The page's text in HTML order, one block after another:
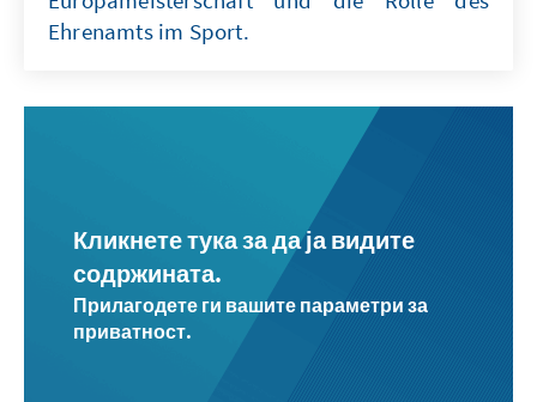
Ehrenamts im Sport.
Кликнете тука за да ја видите
содржината.
Прилагодете ги вашите параметри за
приватност.